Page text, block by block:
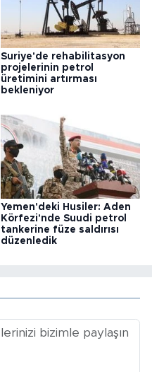
Suriye'de rehabilitasyon
projelerinin petrol
üretimini artırması
bekleniyor
Yemen'deki Husiler: Aden
Körfezi'nde Suudi petrol
tankerine füze saldırısı
düzenledik